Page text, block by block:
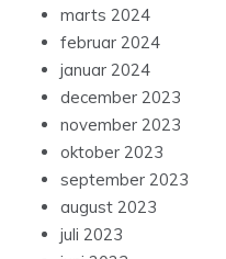
marts 2024
februar 2024
januar 2024
december 2023
november 2023
oktober 2023
september 2023
august 2023
juli 2023